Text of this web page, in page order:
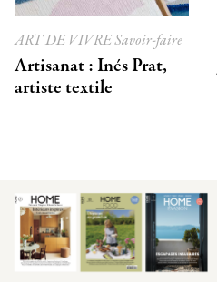
ART DE VIVRESavoir-faire
Artisanat : Inés Prat,
artiste textile